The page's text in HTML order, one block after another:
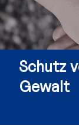
Schutz
Gewalt